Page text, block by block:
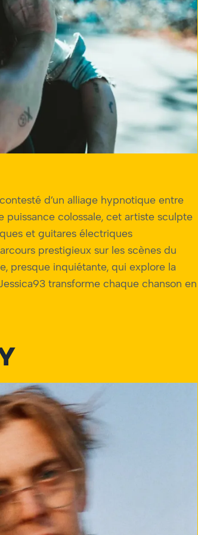
d’un alliage hypnotique entre
puissance colossale, cet artiste sculpte
et guitares électriques
prestigieux sur les scènes du
presque inquiétante, qui explore la
transforme chaque chanson en